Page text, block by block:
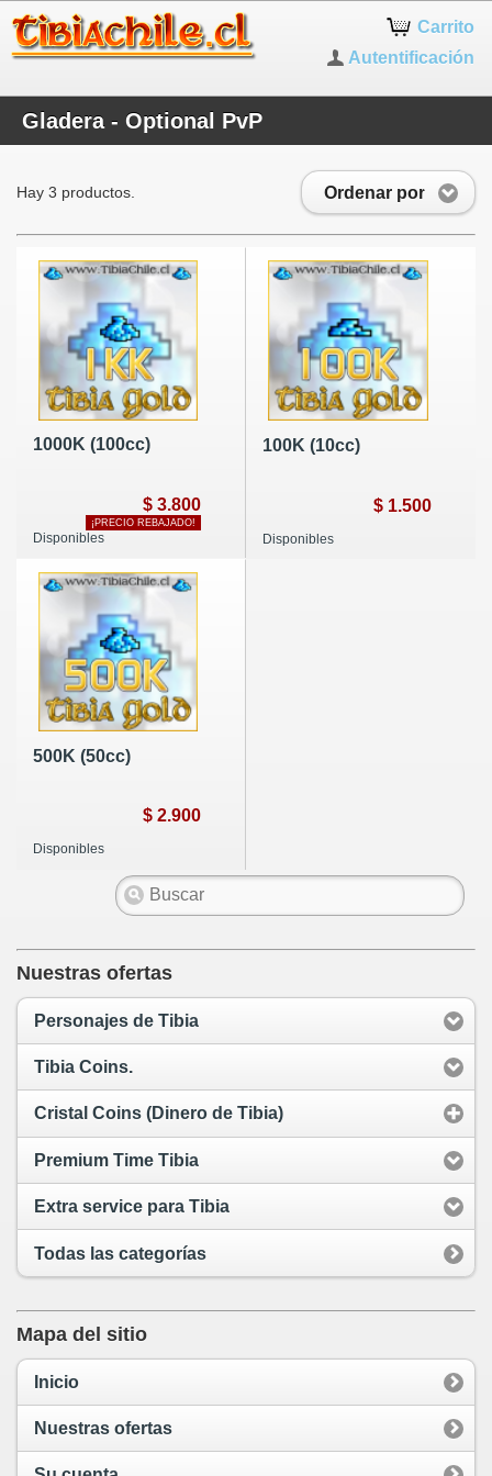
Carrito
Autentificación
Gladera - Optional PvP
Ordenar por
Hay 3 productos.
1000K (100cc)
$ 3.800
¡PRECIO REBAJADO!
Disponibles
100K (10cc)
$ 1.500
Disponibles
500K (50cc)
$ 2.900
Disponibles
Nuestras ofertas
Personajes de Tibia
Tibia Coins.
Cristal Coins (Dinero de Tibia)
Premium Time Tibia
Extra service para Tibia
Todas las categorías
Mapa del sitio
Inicio
Nuestras ofertas